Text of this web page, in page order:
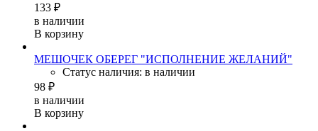
133 ₽
в наличии
В корзину
МЕШОЧЕК ОБЕРЕГ "ИСПОЛНЕНИЕ ЖЕЛАНИЙ"
Статус наличия: в наличии
98 ₽
в наличии
В корзину